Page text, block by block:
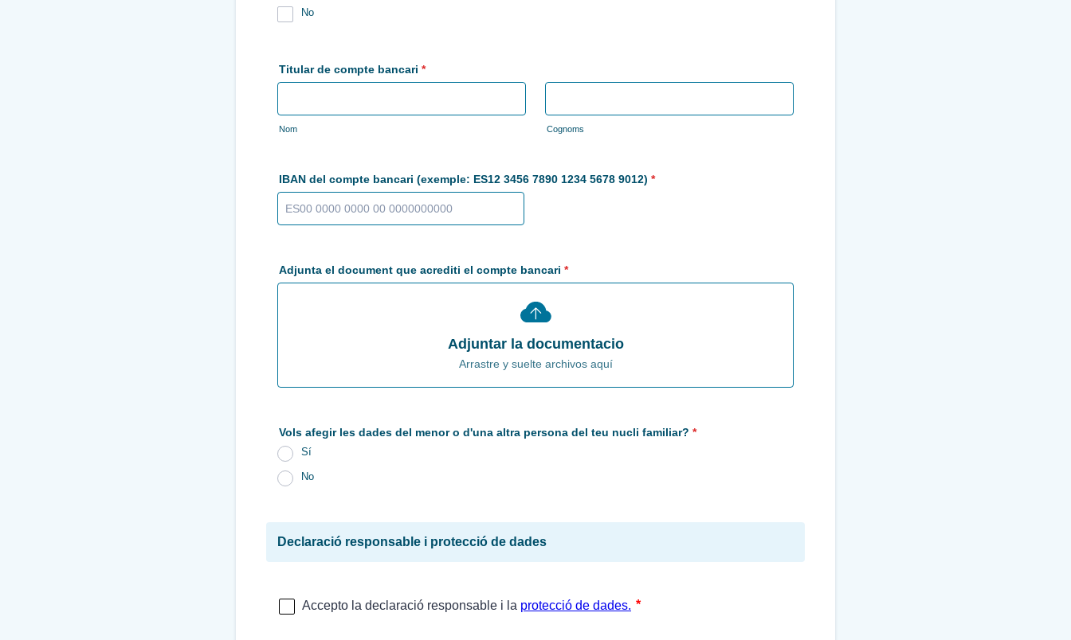
No
Titular de compte bancari *
Nom Cognoms
IBAN del compte bancari (exemple: ES12 3456 7890 1234 5678 9012) *
Adjunta el document que acrediti el compte bancari *
Adjuntar la documentacio
Arrastre y suelte archivos aquí
Vols afegir les dades del menor o d'una altra persona del teu nucli familiar? *
Sí
No
Declaració responsable i protecció de dades